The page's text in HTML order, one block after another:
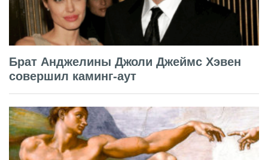
Брат Анджелины Джоли Джеймс Хэвен
совершил каминг-аут